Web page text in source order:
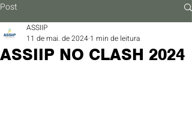
Post
ASSIIP NO CLASH 2024
ASSIIP
11 de mai. de 2024 1 min de leitura